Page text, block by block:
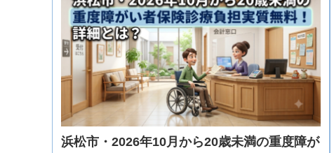
浜松市・2026年10月から20歳未満の重度障が